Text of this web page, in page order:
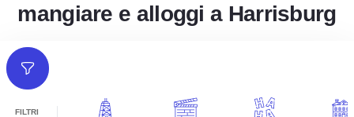
mangiare e alloggi a Harrisburg
FILTRI
Filtri